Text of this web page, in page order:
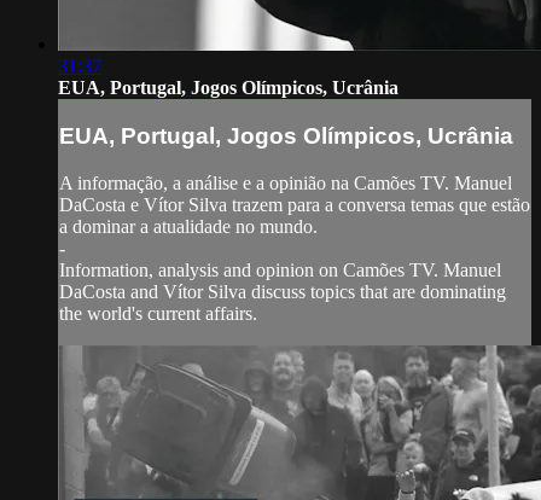
31:37
EUA, Portugal, Jogos Olímpicos, Ucrânia
EUA, Portugal, Jogos Olímpicos, Ucrânia
A informação, a análise e a opinião na Camões TV. Manuel
DaCosta e Vítor Silva trazem para a conversa temas que estão
a dominar a atualidade no mundo.
-
Information, analysis and opinion on Camões TV. Manuel
DaCosta and Vítor Silva discuss topics that are dominating
the world's current affairs.